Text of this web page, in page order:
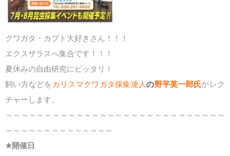
クワガタ・カブト大好きさん！！！
エクスザラスへ集合です！！！
夏休みの自由研究にピッタリ！
飼い方などを カリスマクワガタ採集達人の野平英一郎氏がレク
チャーします。
～～～～～～～～～～～～～～～～～～～～～～～～～～～～
～～～～～～～～～～～～～～
★開催日